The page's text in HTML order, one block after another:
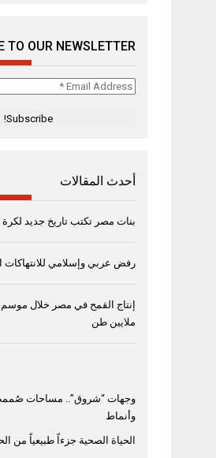
TO OUR NEWSLETTER
Email
أحدث المقالات
بنات مصر تكتب تاريخ جديد لكرة
رفض عربي وإسلامي للانتهاكات
ملايين طن
وجهات “شروق”.. مساحات
وأنماط
الحياة الصحية جزءاً طبيعياً من